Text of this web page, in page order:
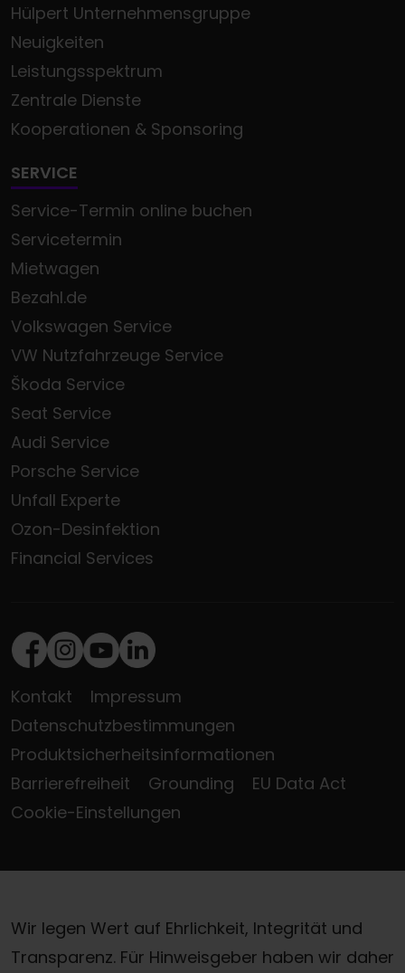
Hülpert Unternehmensgruppe
Neuigkeiten
Leistungsspektrum
Zentrale Dienste
Kooperationen & Sponsoring
SERVICE
Service-Termin online buchen
Servicetermin
Mietwagen
Bezahl.de
Volkswagen Service
VW Nutzfahrzeuge Service
Škoda Service
Seat Service
Audi Service
Porsche Service
Unfall Experte
Ozon-Desinfektion
Financial Services
Facebook
Instagram
Youtube
LinkedIn
Kontakt
Impressum
Datenschutzbestimmungen
Produktsicherheitsinformationen
Barrierefreiheit
Grounding
EU Data Act
Cookie-Einstellungen
Wir legen Wert auf Ehrlichkeit, Integrität und
Transparenz. Für Hinweisgeber haben wir daher